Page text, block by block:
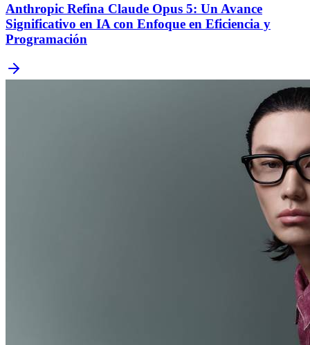
Anthropic Refina Claude Opus 5: Un Avance
Significativo en IA con Enfoque en Eficiencia y
Programación